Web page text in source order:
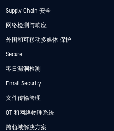
Supply Chain 安全
网络检测与响应
外围和可移动多媒体 保护
Secure
零日漏洞检测
Email Security
文件传输管理
OT 和网络物理系统
跨领域解决方案